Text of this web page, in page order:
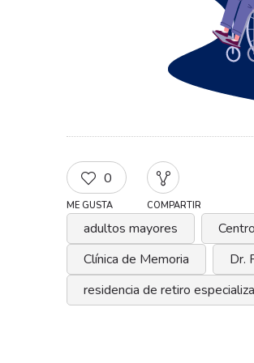
0
ME GUSTA COMPARTIR
adultos mayores
Clínica de Memoria
Dr.
residencia de retiro